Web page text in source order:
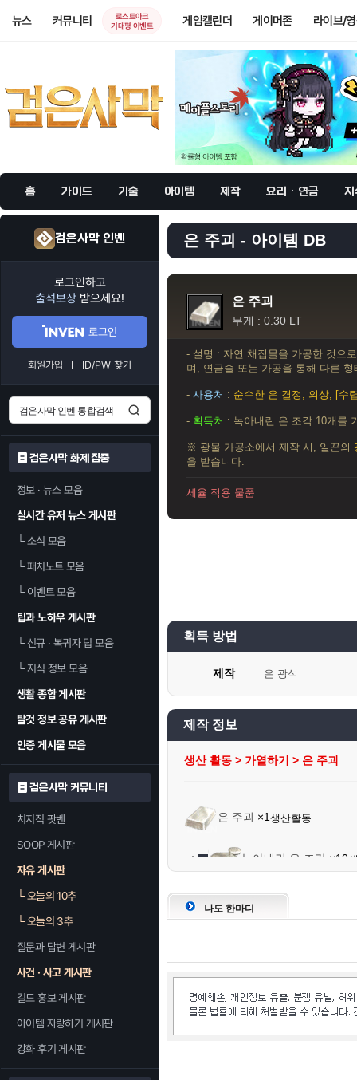
뉴스 커뮤니티
로스트아크
기대평 이벤트
게임캘린더 게이머존 라이브/
홈 가이드 기술 아이템 제작 요리 · 연금 지
검은사막 인벤
로그인하고
출석보상 받으세요!
로그인
회원가입 ID/PW 찾기
검은사막 화제 집중
정보 · 뉴스 모음
실시간 유저 뉴스 게시판
└소식 모음
└패치노트 모음
└이벤트 모음
팁과 노하우 게시판
└신규 · 복귀자 팁 모음
└지식 정보 모음
생활 종합 게시판
탈것 정보 공유 게시판
인증 게시물 모음
검은사막 커뮤니티
치지직 팟벤
SOOP 게시판
자유 게시판
└오늘의 10추
└오늘의 3추
질문과 답변 게시판
사건 · 사고 게시판
길드 홍보 게시판
아이템 자랑하기 게시판
강화 후기 게시판
은 주괴 - 아이템 DB
은 주괴
무게 : 0.30 LT
- 설명 : 자연 채집물을 가공한 것으
며, 연금술 또는 가공을 통해 다른
- 사용처 : 순수한 은 결정, 의상, [수
- 획득처 : 녹아내린 은 조각 10개를
※ 광물 가공소에서 제작 시, 일꾼의
을 받습니다.
세율 적용 물품
획득 방법
제작 은 광석
제작 정보
생산 활동 > 가열하기 > 은 주괴
은 주괴 ×1 생산활동
녹아내린 은 조각 ×10
유리아 반지
나도 한마디